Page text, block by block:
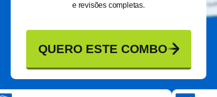
e revisões completas.
QUERO ESTE COMBO